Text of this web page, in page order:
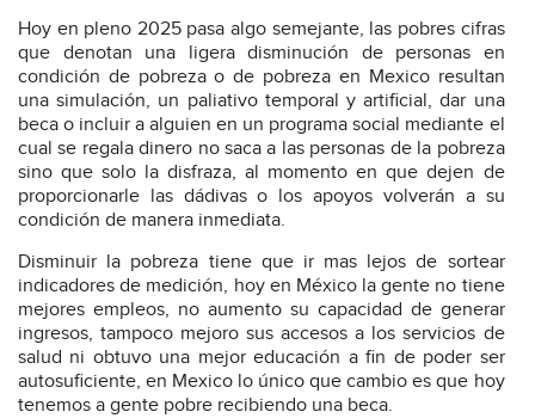
Hoy en pleno 2025 pasa algo semejante, las pobres cifras
que denotan una ligera disminución de personas en
condición de pobreza o de pobreza en Mexico resultan
una simulación, un paliativo temporal y artificial, dar una
beca o incluir a alguien en un programa social mediante el
cual se regala dinero no saca a las personas de la pobreza
sino que solo la disfraza, al momento en que dejen de
proporcionarle las dádivas o los apoyos volverán a su
condición de manera inmediata.
Disminuir la pobreza tiene que ir mas lejos de sortear
indicadores de medición, hoy en México la gente no tiene
mejores empleos, no aumento su capacidad de generar
ingresos, tampoco mejoro sus accesos a los servicios de
salud ni obtuvo una mejor educación a fin de poder ser
autosuficiente, en Mexico lo único que cambio es que hoy
tenemos a gente pobre recibiendo una beca.